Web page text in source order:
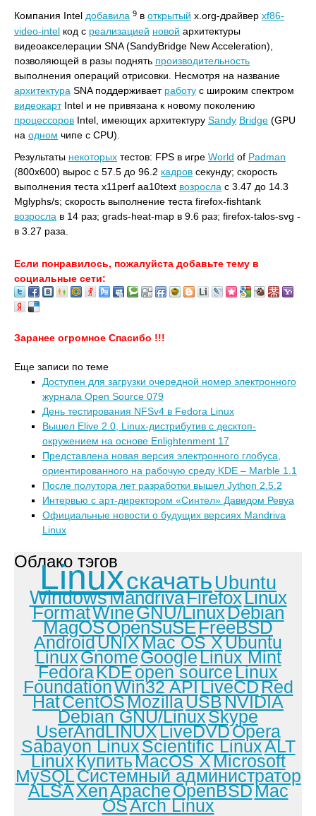
Компания Intel добавила 9 в открытый x.org-драйвер xf86-
video-intel код с реализацией новой архитектуры
видеоакселерации SNA (SandyBridge New Acceleration),
позволяющей в разы поднять производительность
выполнения операций отрисовки. Несмотря на название
архитектура SNA поддерживает работу с широким спектром
видеокартIntel и не привязана к новому поколению
процессоров Intel, имеющих архитектуру Sandy Bridge (GPU
на одном чипе с CPU).
Результаты некоторых тестов: FPS в игре World of Padman
(800x600) вырос с 57.5 до 96.2 кадров секунду; скорость
выполнения теста x11perf aa10text возросла с 3.47 до 14.3
Mglyphs/s; скорость выполнение теста firefox-fishtank
возросла в 14 раз; grads-heat-map в 9.6 раз; firefox-talos-svg -
в 3.27 раза.
Если понравилось, пожалуйста добавьте тему в
социальные сети:
Заранее огромное Спасибо !!!
Еще записи по теме
Доступен для загрузки очередной номер электронного
журнала Open Source 079
День тестирования NFSv4 в Fedora Linux
Вышел Elive 2.0, Linux-дистрибутив с десктоп-
окружением на основе Enlightenment 17
Представлена новая версия электронного глобуса,
ориентированного на рабочую среду KDE – Marble 1.1
После полутора лет разработки вышел Jython 2.5.2
Интервью с арт-директором «Синтел» Давидом Ревуа
Официальные новости о будущих версиях Mandriva
Linux
Облако тэгов
Linuxскачать Ubuntu
WindowsMandrivaFirefoxLinux
FormatWineGNU/LinuxDebian
MagOSOpenSuSEFreeBSD
AndroidUNIXMac OS XUbuntu
LinuxGnomeGoogleLinux Mint
FedoraKDEopen sourceLinux
FoundationWin32 APILiveCDRed
HatCentOSMozillaUSBNVIDIA
Debian GNU/LinuxSkype
UserAndLINUXLiveDVDOpera
Sabayon LinuxScientific LinuxALT
LinuxКупитьMacOS XMicrosoft
MySQLСистемный администратор
ALSAXenApacheOpenBSDMac
OSArch Linux